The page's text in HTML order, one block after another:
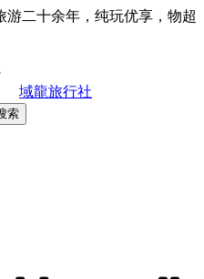
二十余年，纯玩优享，物超
域龍旅行社
索